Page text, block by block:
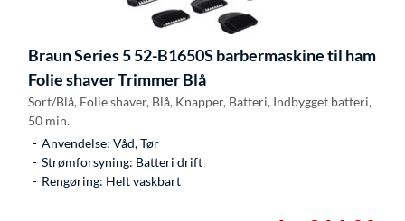
BraunSeries 5 52-B1650S barbermaskine til ham
Folie shaver Trimmer Blå
Sort/Blå, Folie shaver, Blå, Knapper, Batteri, Indbygget batteri,
50 min.
Anvendelse: Våd, Tør
Strømforsyning: Batteri drift
Rengøring: Helt vaskbart